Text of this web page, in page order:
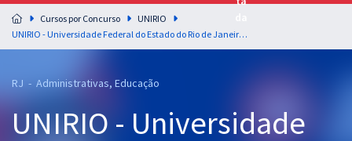
Preparação completa e intensiva para as principais
residências em saúde do Brasil
Cursos 20% OFF
Cursos por Concurso
UNIRIO
UNIRIO - Universidade Federal do Estado do Rio de Janeiro - Assistente Administrativo
RJ - Administrativas, Educação
UNIRIO - Universidade